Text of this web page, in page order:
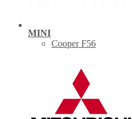
MINI
Cooper F56